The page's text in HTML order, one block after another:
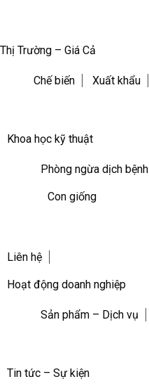
Thị Trường – Giá Cả
Chế biến Xuất khẩu
Khoa học kỹ thuật
Phòng ngừa dịch bệnh
Con giống
Liên hệ
Hoạt động doanh nghiệp
Sản phẩm – Dịch vụ
Tin tức – Sự kiện